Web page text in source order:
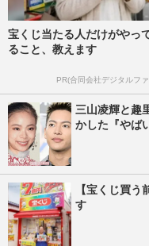
宝くじ当たる人だけがやっ
ること、教えます
PR(合同会社デジタルフ
三山凌輝と趣
かした『やば
【宝くじ買
す